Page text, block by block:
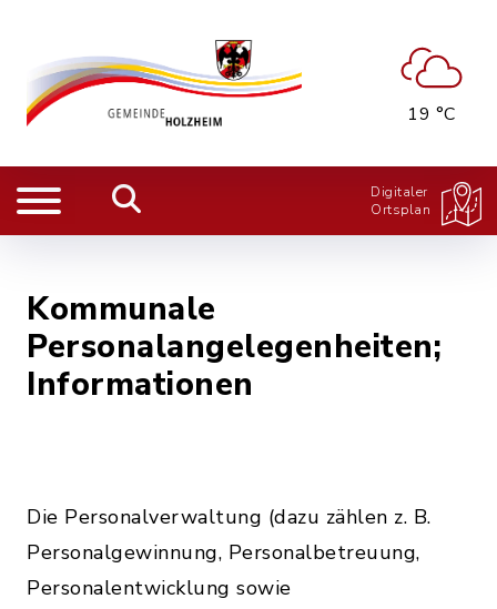
19 °C
Digitaler
Ortsplan
Kommunale
Personalangelegenheiten;
Informationen
Die Personalverwaltung (dazu zählen z. B.
Personalgewinnung, Personalbetreuung,
Personalentwicklung sowie